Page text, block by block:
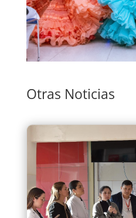
Otras Noticias